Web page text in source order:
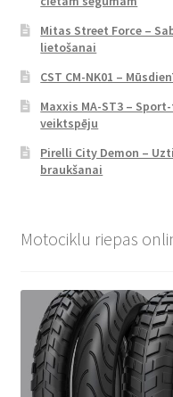
Mitas Street Force –
lietošanai
CST CM-NK01 –
Maxxis MA-ST3 –
veiktspēju
Pirelli City Demon –
braukšanai
Motociklu riepas